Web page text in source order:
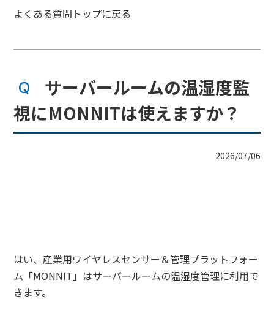
よくある質問トップに戻る
サーバールームの温湿度監
視にMONNITは使えますか？
2026/07/06
はい、産業用ワイヤレスセンサー＆管理プラットフォー
ム「MONNIT」はサーバールームの温湿度管理に利用で
きます。